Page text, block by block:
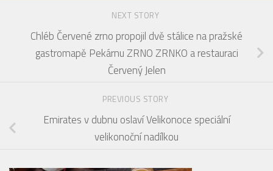
NEXT STORY
Chléb Červené zrno propojil dvě stálice na pražské
gastromapě Pekárnu ZRNO ZRNKO a restauraci
Červený Jelen
PREVIOUS STORY
Emirates v dubnu oslaví Velikonoce speciální
velikonoční nadílkou